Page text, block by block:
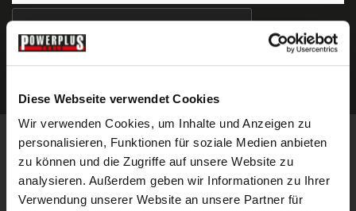
Diese Webseite verwendet Cookies
Wir verwenden Cookies, um Inhalte und Anzeigen zu
personalisieren, Funktionen für soziale Medien anbieten
zu können und die Zugriffe auf unsere Website zu
analysieren. Außerdem geben wir Informationen zu Ihrer
Verwendung unserer Website an unsere Partner für
Informationen
Blog
Über uns
Kontakt